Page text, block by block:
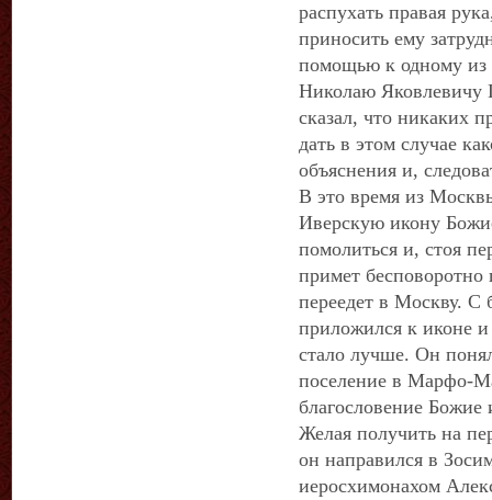
распухать правая
приносить ему
помощью к одному из
Николаю Яковлевичу
сказал, что никаких
дать в этом случае
объяснения и,
В это время из
Иверскую икону
помолиться и, стоя
примет
переедет в Москву. С
приложился к иконе и
стало лучше. Он
поселение в Марфо-
благословение
Желая получить на
он направился в
иеросхимонахом